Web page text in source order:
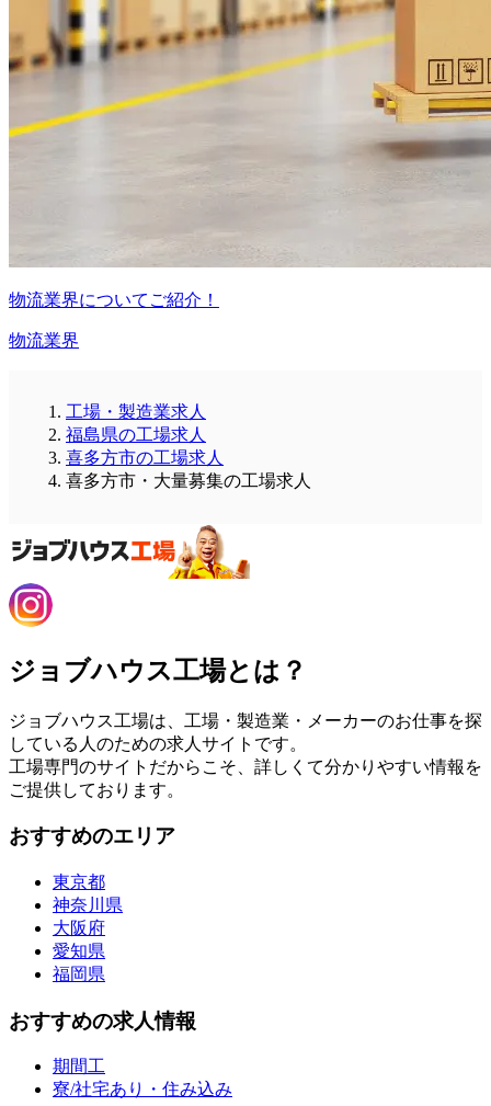
物流業界についてご紹介！
物流業界
工場・製造業求人
福島県の工場求人
喜多方市の工場求人
喜多方市・大量募集の工場求人
ジョブハウス工場とは？
ジョブハウス工場は、工場・製造業・メーカーのお仕事を探
している人のための求人サイトです。
工場専門のサイトだからこそ、詳しくて分かりやすい情報を
ご提供しております。
おすすめのエリア
東京都
神奈川県
大阪府
愛知県
福岡県
おすすめの求人情報
期間工
寮/社宅あり・住み込み